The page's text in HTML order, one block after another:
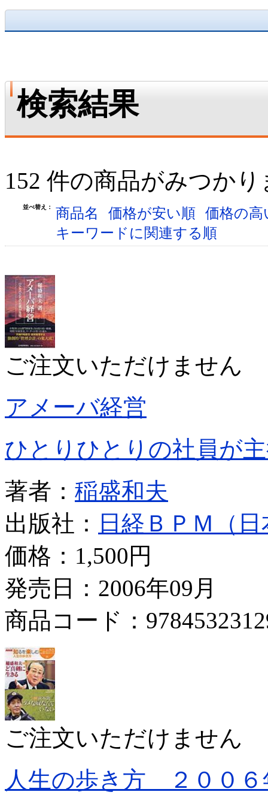
検索結果
152 件の商品がみつか
並べ替え： 商品名 価格が安い順 価格の
キーワードに関連する順
ご注文いただけません
アメーバ経営
ひとりひとりの社員が
著者： 稲盛和夫
出版社：
日経ＢＰＭ（
価格： 1,500円
発売日：2006年09月
商品コード：
ご注文いただけません
人生の歩き方 ２００６